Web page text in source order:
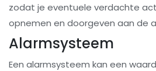
zodat je eventuele verdachte
opnemen en doorgeven aan de
Alarmsysteem
Een alarmsysteem kan een